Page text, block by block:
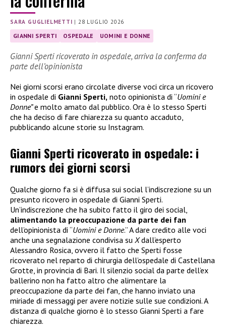
SARA GUGLIELMETTI |28 LUGLIO 2026
GIANNI SPERTI OSPEDALE UOMINI E DONNE
Gianni Sperti ricoverato in ospedale, arriva la conferma da
parte dell’opinionista
Nei giorni scorsi erano circolate diverse voci circa un ricovero
in ospedale di Gianni Sperti, noto opinionista di “Uomini e
Donne”e molto amato dal pubblico. Ora è lo stesso Sperti
che ha deciso di fare chiarezza su quanto accaduto,
pubblicando alcune storie su Instagram.
Gianni Sperti ricoverato in ospedale: i
rumors dei giorni scorsi
Qualche giorno fa si è diffusa sui social l’indiscrezione su un
presunto ricovero in ospedale di Gianni Sperti.
Un’indiscrezione che ha subito fatto il giro dei social,
alimentando la preoccupazione da parte dei fan
dell’opinionista di “Uomini e Donne.” A dare credito alle voci
anche una segnalazione condivisa su Xdall’esperto
Alessandro Rosica, ovvero il fatto che Sperti fosse
ricoverato nel reparto di chirurgia dell’ospedale di Castellana
Grotte, in provincia di Bari. Il silenzio social da parte dell’ex
ballerino non ha fatto altro che alimentare la
preoccupazione da parte dei fan, che hanno inviato una
miriade di messaggi per avere notizie sulle sue condizioni. A
distanza di qualche giorno è lo stesso Gianni Sperti a fare
chiarezza.